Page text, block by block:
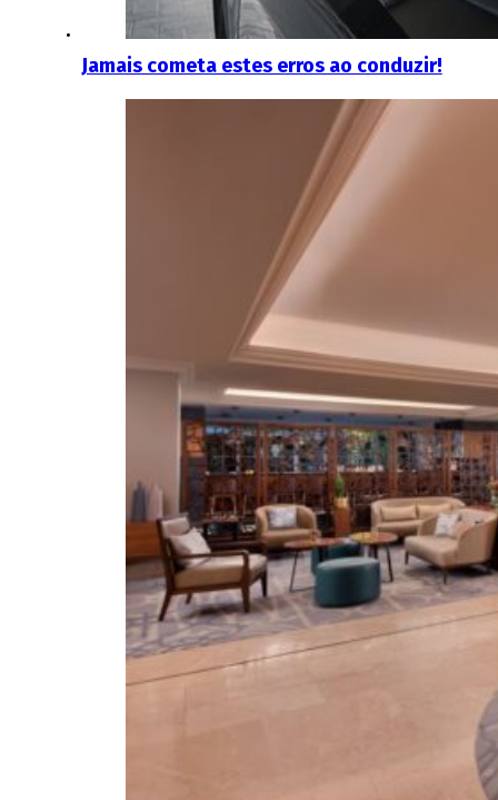
Jamais cometa estes erros ao conduzir!